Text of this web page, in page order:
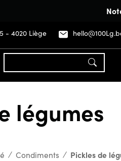
- 4020 Liège
légumes
Condiments Pickles de